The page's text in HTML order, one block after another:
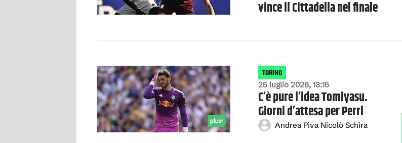
vince il Cittadella nel finale
25 luglio 2026, 13:15
TORINO
C’è pure l’idea Tomiyasu.
Giorni d’attesa per Perri
Andrea Piva Nicolò Schira